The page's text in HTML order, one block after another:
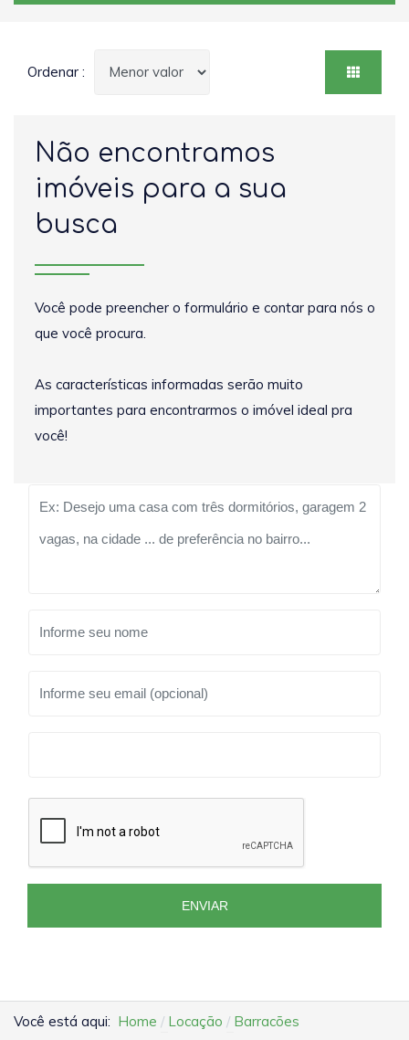
Ordenar :
Não encontramos
imóveis para a sua
busca
Você pode preencher o formulário e contar para nós o
que você procura.
As características informadas serão muito
importantes para encontrarmos o imóvel ideal pra
você!
ENVIAR
Você está aqui: Home Locação Barracões